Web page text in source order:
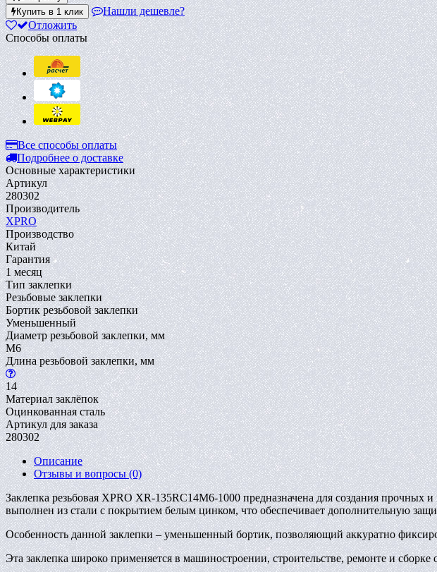
Купить в 1 клик
Нашли дешевле?
Отложить
Способы оплаты
Все способы оплаты
Подробнее о доставке
Основные характеристики
Артикул
280302
Производитель
XPRO
Производство
Китай
Гарантия
1 месяц
Тип заклепки
Резьбовые заклепки
Бортик резьбовой заклепки
Уменьшенный
Диаметр резьбовой заклепки, мм
M6
Длина резьбовой заклепки, мм
14
Материал заклёпок
Оцинкованная сталь
Артикул для заказа
280302
Описание
Отзывы и вопросы(0)
Заклепка резьбовая XPRO XR-135RC14M6-1000 предназначена для создания
выполнен из стали с покрытием белым цинком, что обеспечивает дополнительную
Особенность данной заклепки – уменьшенный бортик, позволяющий аккуратно
Эта заклепка широко применяется в машиностроении, строительстве, ремонте и